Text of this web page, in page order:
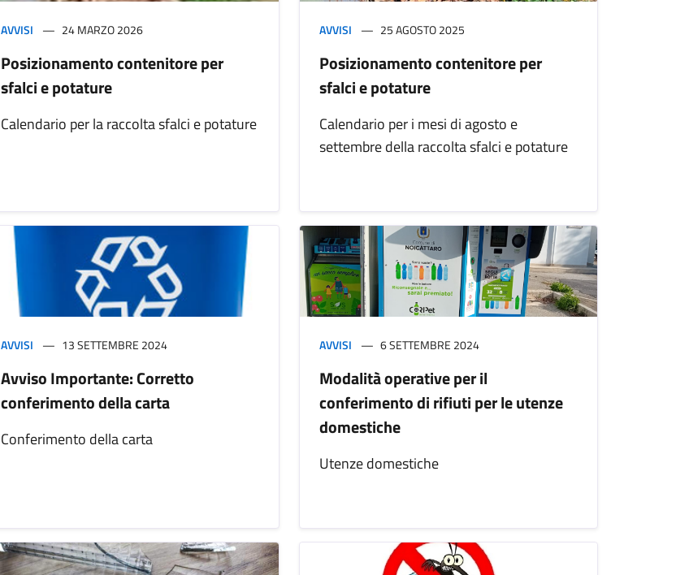
AVVISI 24 MARZO 2026
Posizionamento contenitore per
sfalci e potature
Calendario per la raccolta sfalci e potature
AVVISI 25 AGOSTO 2025
Posizionamento contenitore per
sfalci e potature
Calendario per i mesi di agosto e
settembre della raccolta sfalci e potature
AVVISI 13 SETTEMBRE 2024
Avviso Importante: Corretto
conferimento della carta
Conferimento della carta
AVVISI 6 SETTEMBRE 2024
Modalità operative per il
conferimento di rifiuti per le utenze
domestiche
Utenze domestiche